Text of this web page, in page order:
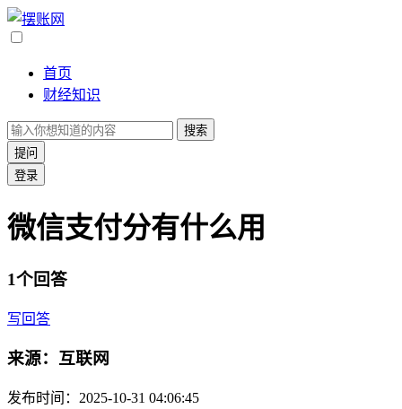
首页
财经知识
搜索
提问
登录
微信支付分有什么用
1个回答
写回答
来源：互联网
发布时间：2025-10-31 04:06:45